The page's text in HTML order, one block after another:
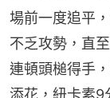
場前一度追平
不乏攻勢，直
連頓頭槌得手
添花，紐卡素9